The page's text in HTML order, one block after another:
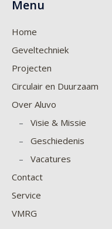
Menu
Home
Geveltechniek
Projecten
Circulair en Duurzaam
Over Aluvo
– Visie & Missie
– Geschiedenis
– Vacatures
Contact
Service
VMRG